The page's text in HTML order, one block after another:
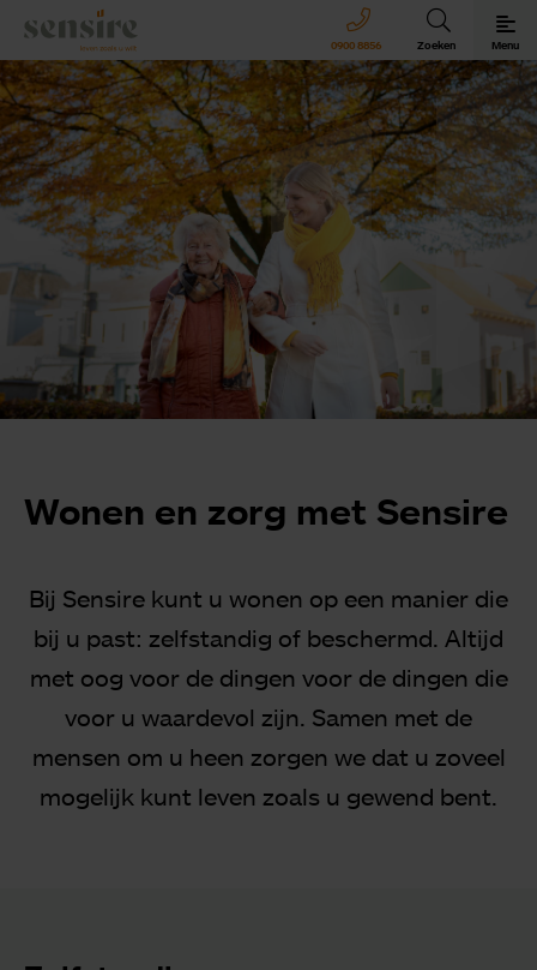
Sensire logo
0900 8856 Zoeken Menu
Sensire bij u thuis
Revalideren met Sensire
Wonen en zorg met Sensire
Meer over Sensire
Wonen en zorg met Sensire
Bij Sensire kunt u wonen op een manier die
bij u past: zelfstandig of beschermd. Altijd
met oog voor de dingen voor de dingen die
voor u waardevol zijn. Samen met de
mensen om u heen zorgen we dat u zoveel
mogelijk kunt leven zoals u gewend bent.